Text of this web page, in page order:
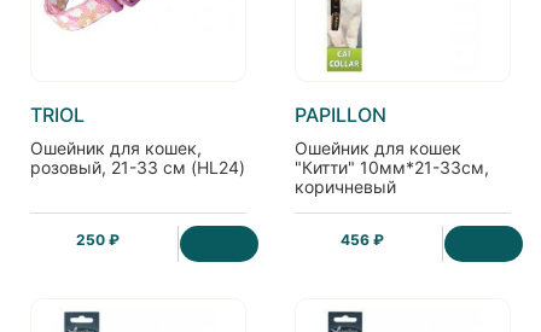
TRIOL
Ошейник для кошек,
розовый, 21-33 см (HL24)
250 ₽
PAPILLON
Ошейник для кошек
"Китти" 10мм*21-33см,
коричневый
456 ₽